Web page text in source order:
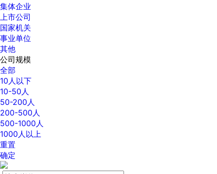
集体企业
上市公司
国家机关
事业单位
其他
公司规模
全部
10人以下
10-50人
50-200人
200-500人
500-1000人
1000人以上
重置
确定